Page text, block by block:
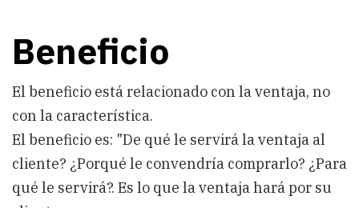
Beneficio
El beneficio está relacionado con la ventaja, no
con la característica.
El beneficio es: "De qué le servirá la ventaja al
cliente? ¿Porqué le convendría comprarlo? ¿Para
qué le servirá?. Es lo que la ventaja hará por su